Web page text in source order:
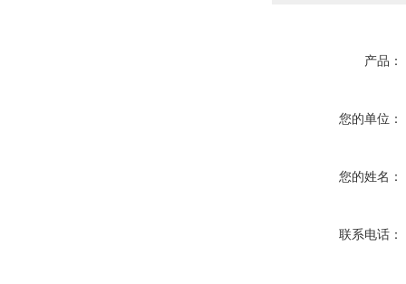
产品：
您的单位：
您的姓名：
联系电话：